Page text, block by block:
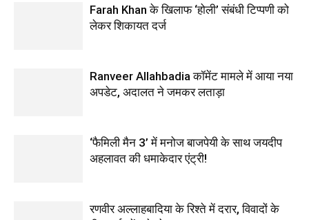
Farah Khan के खिलाफ ‘होली’ संबंधी टिप्पणी को
लेकर शिकायत दर्ज
Ranveer Allahbadia कॉमेंट मामले में आया नया
अपडेट, अदालत ने जमकर लताड़ा
‘फैमिली मैन 3’ में मनोज बाजपेयी के साथ जयदीप
अहलावत की धमाकेदार एंट्री!
रणवीर अल्लाहबादिया के रिश्ते में दरार, विवादों के